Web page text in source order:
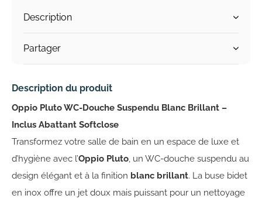
Description
Partager
Description du produit
Oppio Pluto WC-Douche Suspendu Blanc Brillant –
Inclus Abattant Softclose
Transformez votre salle de bain en un espace de luxe et
d’hygiène avec l’Oppio Pluto, un WC-douche suspendu au
design élégant et à la finition blanc brillant. La buse bidet
en inox offre un jet doux mais puissant pour un nettoyage